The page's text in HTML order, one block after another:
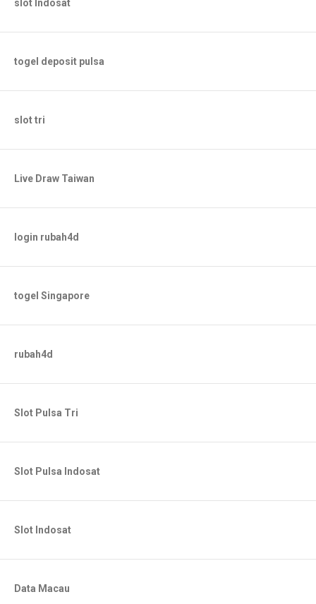
slot Indosat
togel deposit pulsa
slot tri
Live Draw Taiwan
login rubah4d
togel Singapore
rubah4d
Slot Pulsa Tri
Slot Pulsa Indosat
Slot Indosat
Data Macau